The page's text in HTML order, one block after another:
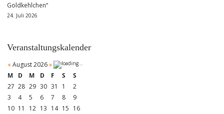
Goldkehlchen“
24. Juli 2026
Veranstaltungskalender
« August 2026»
M
D M D F S
S
27 28 29 30 31 1
2
3
4 5 6 7 8
9
10 11 12 13 14 15 16